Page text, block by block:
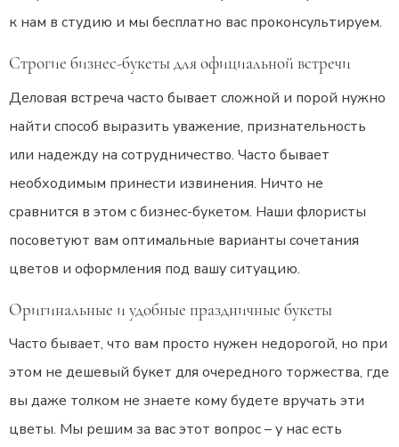
к нам в студию и мы бесплатно вас проконсультируем.
Строгие бизнес-букеты для официальной встречи
Деловая встреча часто бывает сложной и порой нужно
найти способ выразить уважение, признательность
или надежду на сотрудничество. Часто бывает
необходимым принести извинения. Ничто не
сравнится в этом с бизнес-букетом. Наши флористы
посоветуют вам оптимальные варианты сочетания
цветов и оформления под вашу ситуацию.
Оригинальные и удобные праздничные букеты
Часто бывает, что вам просто нужен недорогой, но при
этом не дешевый букет для очередного торжества, где
вы даже толком не знаете кому будете вручать эти
цветы. Мы решим за вас этот вопрос – у нас есть